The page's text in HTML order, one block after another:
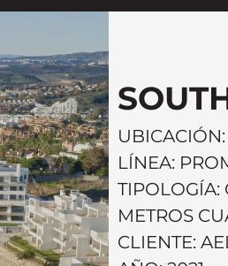
LÍNEA:
TIPOLOGÍA:
METROS
CLIENTE: